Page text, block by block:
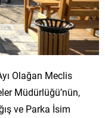
Olağan Meclis
Müdürlüğü’nün,
ve Parka İsim